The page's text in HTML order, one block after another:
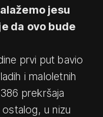
jesu
da ovo bude
prvi put bavio
i maloletnih
prekršaja
u nizu